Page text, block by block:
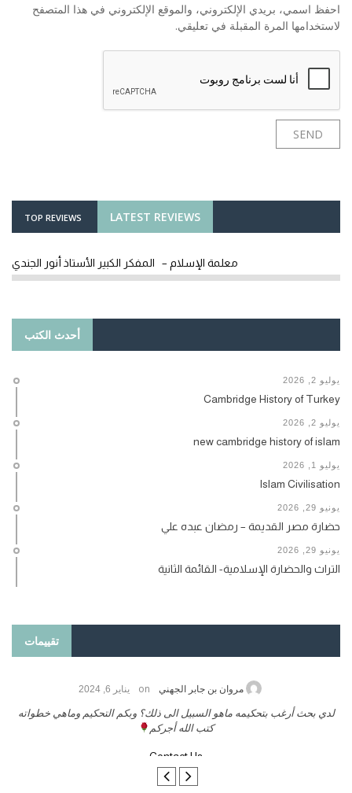
احفظ اسمي، بريدي الإلكتروني، والموقع الإلكتروني في هذا المتصفح
لاستخدامها المرة المقبلة في تعليقي.
LATEST REVIEWS
TOP REVIEWS
معلمة الإسلام – المفكر الكبير الأستاذ أنور الجندي
أحدث الكتب
يوليو 2, 2026
Cambridge History of Turkey
يوليو 2, 2026
new cambridge history of islam
يوليو 1, 2026
Islam Civilisation
يونيو 29, 2026
حضارة مصر القديمة – رمضان عبده علي
يونيو 29, 2026
التراث والحضارة الإسلامية- القائمة الثانية
تقييمات
حامد الزريقي on يناير 25, 2026
السلام عليكم ورحمة الله وبركاتة أرغب بنشر كتابي معكم